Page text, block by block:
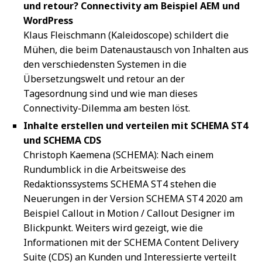
und retour? Connectivity am Beispiel AEM und
WordPress
Klaus Fleischmann (Kaleidoscope) schildert die
Mühen, die beim Datenaustausch von Inhalten aus
den verschiedensten Systemen in die
Übersetzungswelt und retour an der
Tagesordnung sind und wie man dieses
Connectivity-Dilemma am besten löst.
Inhalte erstellen und verteilen mit SCHEMA ST4
und SCHEMA CDS
Christoph Kaemena (SCHEMA): Nach einem
Rundumblick in die Arbeitsweise des
Redaktionssystems SCHEMA ST4 stehen die
Neuerungen in der Version SCHEMA ST4 2020 am
Beispiel Callout in Motion / Callout Designer im
Blickpunkt. Weiters wird gezeigt, wie die
Informationen mit der SCHEMA Content Delivery
Suite (CDS) an Kunden und Interessierte verteilt